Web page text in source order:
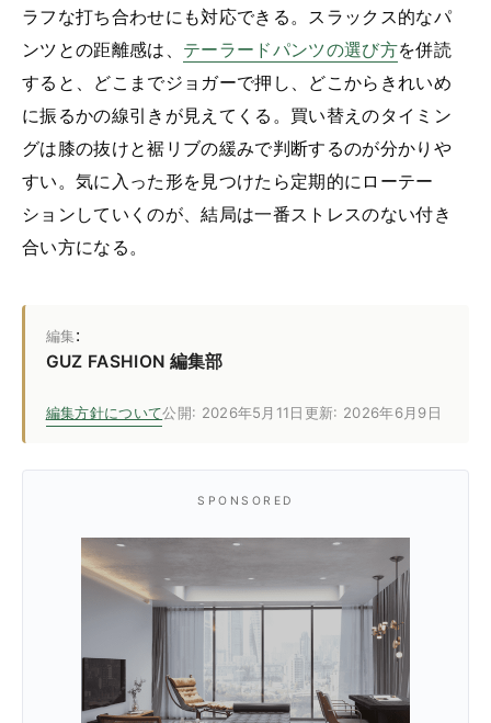
ラフな打ち合わせにも対応できる。スラックス的なパ
ンツとの距離感は、 テーラードパンツの選び方を併読
すると、どこまでジョガーで押し、どこからきれいめ
に振るかの線引きが見えてくる。買い替えのタイミン
グは膝の抜けと裾リブの緩みで判断するのが分かりや
すい。気に入った形を見つけたら定期的にローテー
ションしていくのが、結局は一番ストレスのない付き
合い方になる。
編集:
GUZ FASHION 編集部
編集方針について公開: 2026年5月11日更新: 2026年6月9日
SPONSORED